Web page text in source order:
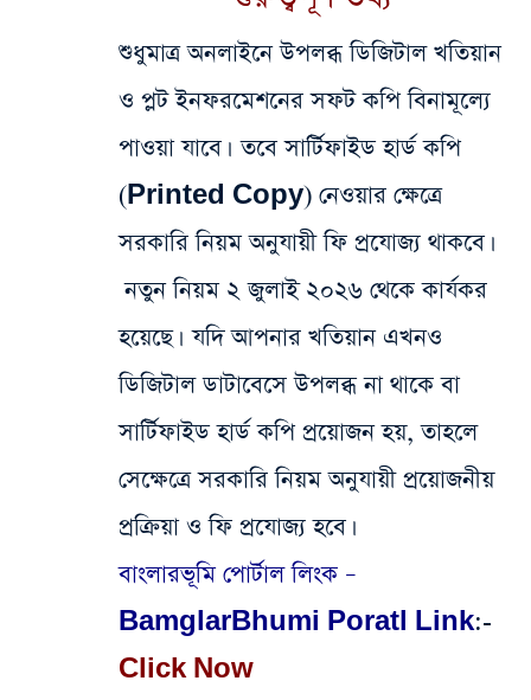
শুধুমাত্র অনলাইনে উপলব্ধ ডিজিটাল খতিয়ান
ও প্লট ইনফরমেশনের সফট কপি বিনামূল্যে
পাওয়া যাবে। তবে সার্টিফাইড হার্ড কপি
(Printed Copy) নেওয়ার ক্ষেত্রে
সরকারি নিয়ম অনুযায়ী ফি প্রযোজ্য থাকবে।
নতুন নিয়ম ২ জুলাই ২০২৬ থেকে কার্যকর
হয়েছে। যদি আপনার খতিয়ান এখনও
ডিজিটাল ডাটাবেসে উপলব্ধ না থাকে বা
সার্টিফাইড হার্ড কপি প্রয়োজন হয়, তাহলে
সেক্ষেত্রে সরকারি নিয়ম অনুযায়ী প্রয়োজনীয়
প্রক্রিয়া ও ফি প্রযোজ্য হবে।
বাংলারভূমি পোর্টাল লিংক –
BamglarBhumi Poratl Link:-
Click Now